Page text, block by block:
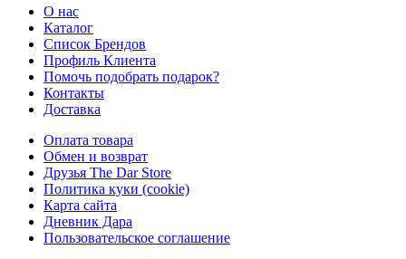
О нас
Каталог
Список Брендов
Профиль Клиента
Помочь подобрать подарок?
Контакты
Доставка
Оплата товара
Обмен и возврат
Друзья The Dar Store
Политика куки (cookie)
Карта сайта
Дневник Дара
Пользовательское соглашение